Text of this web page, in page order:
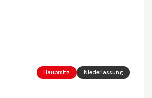
Hauptsitz Niederlassung